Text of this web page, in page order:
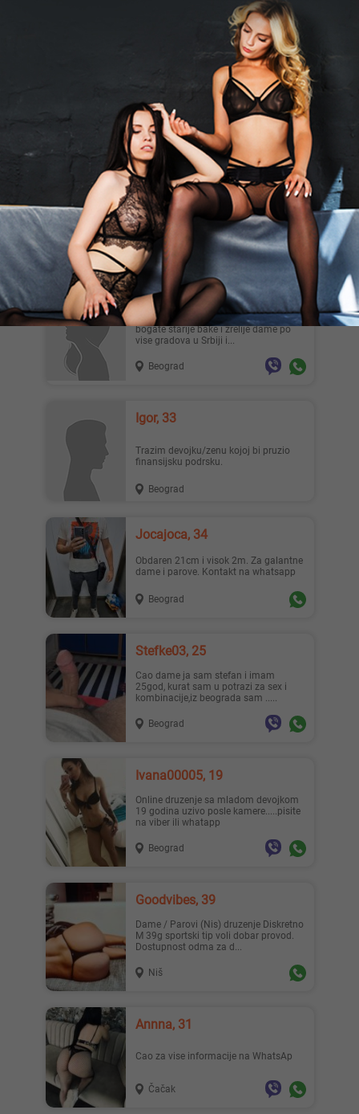
ispunite sebi sve fantazije, diskrecija
zagarantovana, potentan s...
Beograd
Galantansponzor, 37
265SPONZOR ZA DEVOJKU Potrebna
devojka za povremena vidjanja . [18
plus ] Vlasnik sam nekoliko pr...
Beograd
Luckyharry, 31
Zelis da stupis u kontakt i upoznas
bogate starije bake i zrelije dame po
vise gradova u Srbiji i...
Beograd
Igor, 33
Trazim devojku/zenu kojoj bi pruzio
finansijsku podrsku.
Beograd
Jocajoca, 34
Obdaren 21cm i visok 2m. Za galantne
dame i parove. Kontakt na whatsapp
Beograd
Stefke03, 25
Cao dame ja sam stefan i imam
25god, kurat sam u potrazi za sex i
kombinacije,iz beograda sam .....
Beograd
Ivana00005, 19
Online druzenje sa mladom devojkom
19 godina uzivo posle kamere.....pisite
na viber ili whatapp
Beograd
Goodvibes, 39
Dame / Parovi (Nis) druzenje Diskretno
M 39g sportski tip voli dobar provod.
Dostupnost odma za d...
Niš
Annna, 31
Cao za vise informacije na WhatsAp
Čačak